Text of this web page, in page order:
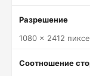
Разрешение
1080 x 2412
Соотношение